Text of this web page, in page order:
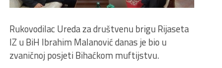
Rukovodilac Ureda za društvenu brigu Rijaseta
IZ u BiH Ibrahim Malanović danas je bio u
zvaničnoj posjeti Bihaćkom muftijstvu.